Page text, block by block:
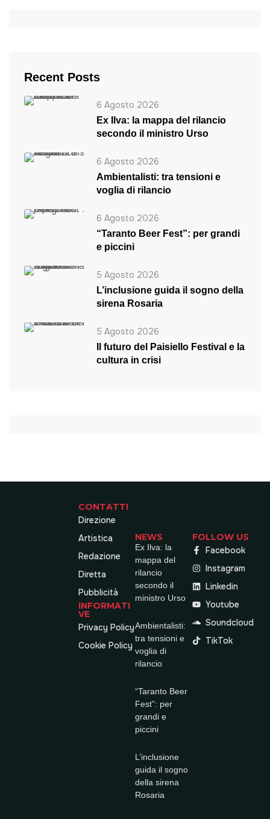
Recent Posts
6 Agosto 2026
Ex Ilva: la mappa del rilancio
secondo il ministro Urso
6 Agosto 2026
Ambientalisti: tra tensioni e
voglia di rilancio
6 Agosto 2026
“Taranto Beer Fest”: per grandi
e piccini
5 Agosto 2026
L’inclusione guida il sogno della
sirena Rosaria
5 Agosto 2026
Il futuro del Paisiello Festival e la
cultura in crisi
CONTATTI
Direzione
Artistica
Redazione
Diretta
Pubblicità
INFORMATI
VE
Privacy Policy
Cookie Policy
NEWS
Ex Ilva: la
mappa del
rilancio
secondo il
ministro Urso
Ambientalisti:
tra tensioni e
voglia di
rilancio
“Taranto Beer
Fest”: per
grandi e
piccini
L’inclusione
guida il sogno
della sirena
Rosaria
FOLLOW US
Facebook
Instagram
Linkedin
Youtube
Soundcloud
TikTok